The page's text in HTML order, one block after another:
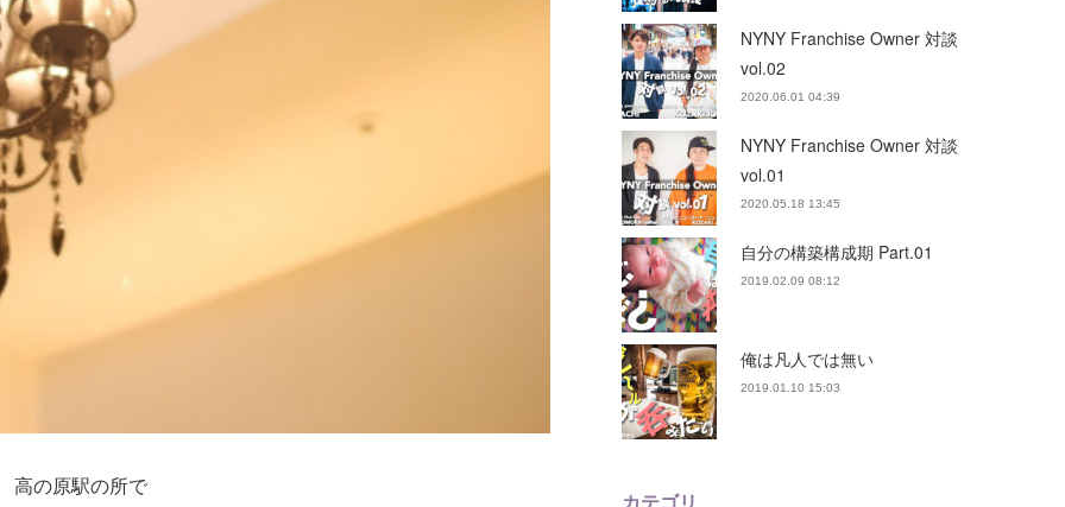
の原駅の所で
NYNY Franchise Owner 対談
vol.02
2020.06.01 04:39
NYNY Franchise Owner 対談
vol.01
2020.05.18 13:45
自分の構築構成期 Part.01
2019.02.09 08:12
俺は凡人では無い
2019.01.10 15:03
カテゴリ